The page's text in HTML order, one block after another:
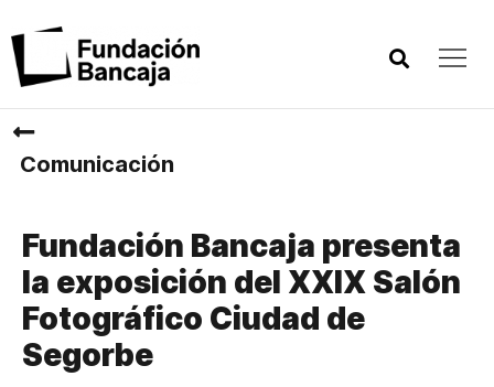
Comunicación
Fundación Bancaja presenta
la exposición del XXIX Salón
Fotográfico Ciudad de
Segorbe